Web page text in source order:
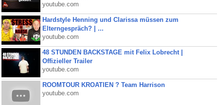
youtube.com
Hardstyle Henning und Clarissa müssen zum
Elterngespräch? | ...
youtube.com
48 STUNDEN BACKSTAGE mit Felix Lobrecht |
Offizieller Trailer
youtube.com
ROOMTOUR KROATIEN ? Team Harrison
youtube.com